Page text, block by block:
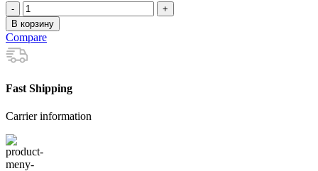
Количество
товара
Кельма
зубчатая
зуб
В корзину
Compare
Fast Shipping
Carrier information